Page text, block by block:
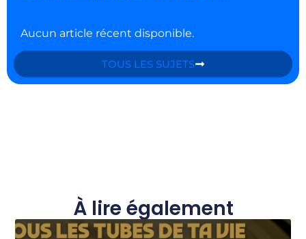
Aucun article récent disponible.
TOUS LES SUJETS
À lire également